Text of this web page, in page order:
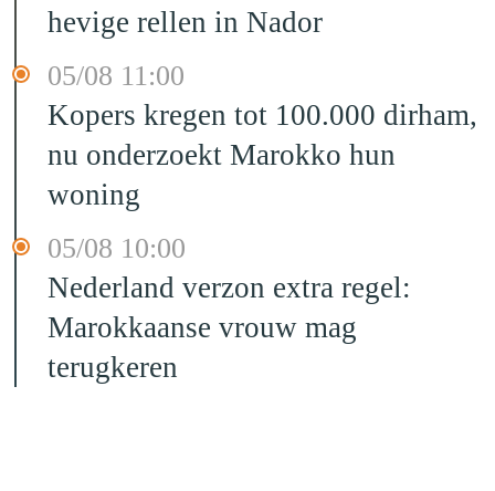
hevige rellen in Nador
05/08 11:00
Kopers kregen tot 100.000 dirham,
nu onderzoekt Marokko hun
woning
05/08 10:00
Nederland verzon extra regel:
Marokkaanse vrouw mag
terugkeren